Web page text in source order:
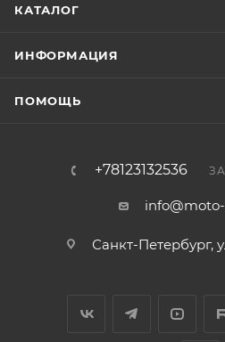
КАТАЛОГ
ИНФОРМАЦИЯ
ПОМОЩЬ
+78123132536
Санкт-Петербург,